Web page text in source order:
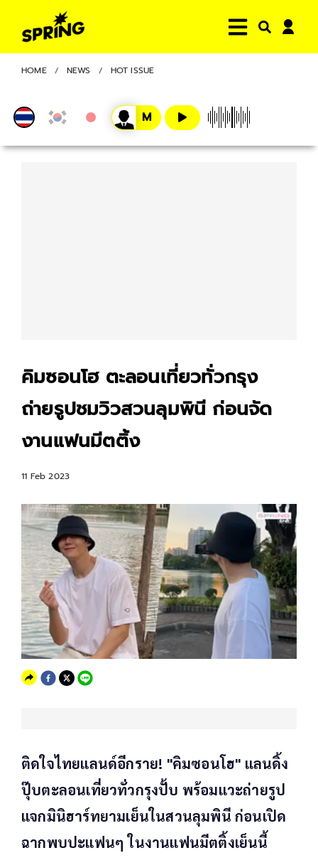
HOME NEWS HOT ISSUE
คิมซอนโฮ ตะลอนเที่ยวทั่วกรุง
ถ่ายรูปชมวิวสวนลุมพินี ก่อนจัด
งานแฟนมีตติ้ง
11 Feb 2023
ติดใจไทยแลนด์อีกราย! "คิมซอนโฮ" แลนดิ้ง
ปุ๊บตะลอนเที่ยวทั่วกรุงปั้บ พร้อมแวะถ่ายรูป
แจกมินิฮาร์ทยามเย็นในสวนลุมพินี ก่อนเปิด
ฉากพบปะแฟนๆ ในงานแฟนมีตติ้งเย็นนี้